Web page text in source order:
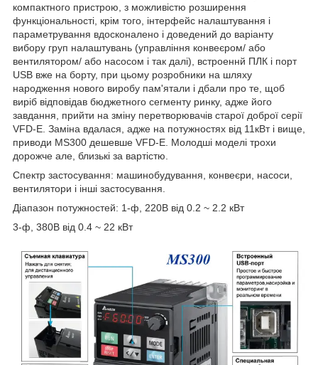
компактного пристрою, з можливістю розширення
функціональності, крім того, інтерфейс налаштування і
параметрування вдосконалено і доведений до варіанту
вибору груп налаштувань (управління конвеєром/ або
вентилятором/ або насосом і так далі), встроеннй ПЛК і порт
USB вже на борту, при цьому розробники на шляху
народження нового виробу пам'ятали і дбали про те, щоб
виріб відповідав бюджетного сегменту ринку, адже його
завдання, прийти на зміну перетворювачів старої доброї серії
VFD-E. Заміна вдалася, адже на потужностях від 11кВт і вище,
приводи MS300 дешевше VFD-E. Молодші моделі трохи
дорожче але, близькі за вартістю.
Спектр застосування: машинобудування, конвеєри, насоси,
вентилятори і інші застосування.
Діапазон потужностей: 1-ф, 220В від 0.2 ~ 2.2 кВт
3-ф, 380В від 0.4 ~ 22 кВт